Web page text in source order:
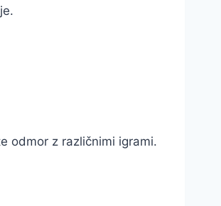
odmor z različnimi igrami.